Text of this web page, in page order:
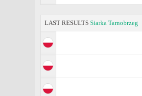
LAST RESULTS Siarka Tarnobrzeg